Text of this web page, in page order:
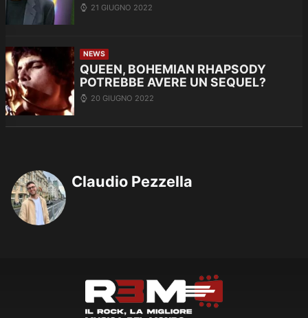
21 GIUGNO 2022
NEWS
QUEEN, BOHEMIAN RHAPSODY
POTREBBE AVERE UN SEQUEL?
20 GIUGNO 2022
Claudio Pezzella